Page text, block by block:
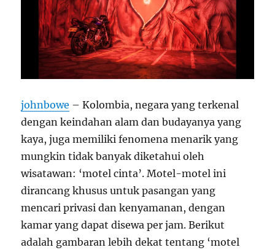
johnbowe – Kolombia, negara yang terkenal
dengan keindahan alam dan budayanya yang
kaya, juga memiliki fenomena menarik yang
mungkin tidak banyak diketahui oleh
wisatawan: ‘motel cinta’. Motel-motel ini
dirancang khusus untuk pasangan yang
mencari privasi dan kenyamanan, dengan
kamar yang dapat disewa per jam. Berikut
adalah gambaran lebih dekat tentang ‘motel